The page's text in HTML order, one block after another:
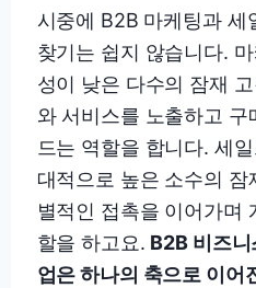
시중에 B2B 마케팅과 세
찾기는 쉽지 않습니다.
성이 낮은 다수의 잠재
와 서비스를 노출하고
드는 역할을 합니다. 세
대적으로 높은 소수의 잠
별적인 접촉을 이어가며
할을 하고요. B2B 비즈니
업은 하나의 축으로 이어